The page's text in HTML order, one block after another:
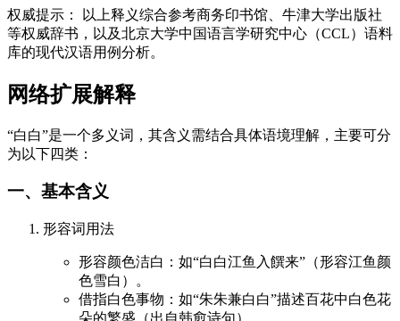
权威提示： 以上释义综合参考商务印书馆、牛津大学出版社
等权威辞书，以及北京大学中国语言学研究中心（CCL）语料
库的现代汉语用例分析。
网络扩展解释
“白白”是一个多义词，其含义需结合具体语境理解，主要可分
为以下四类：
一、基本含义
形容词用法
形容颜色洁白：如“白白江鱼入饌来”（形容江鱼颜
色雪白）。
借指白色事物：如“朱朱兼白白”描述百花中白色花
朵的繁盛（出自韩愈诗句）。